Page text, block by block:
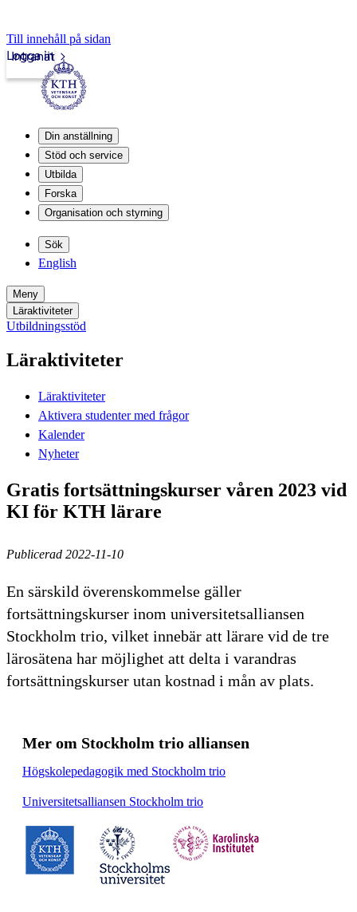
Till innehåll på sidan
Intranät
Logga in
Din anställning
Stöd och service
Utbilda
Forska
Organisation och styrning
Sök
English
Meny
Läraktiviteter
Utbildningsstöd
Läraktiviteter
Läraktiviteter
Aktivera studenter med frågor
Kalender
Nyheter
Gratis fortsättningskurser våren 2023 vid
KI för KTH lärare
Publicerad 2022-11-10
En särskild överenskommelse gäller
fortsättningskurser inom universitetsalliansen
Stockholm trio, vilket innebär att lärare vid de tre
lärosätena har möjlighet att delta i varandras
fortsättningskurser utan kostnad i mån av plats.
Mer om Stockholm trio alliansen
Högskolepedagogik med Stockholm trio
Universitetsalliansen Stockholm trio